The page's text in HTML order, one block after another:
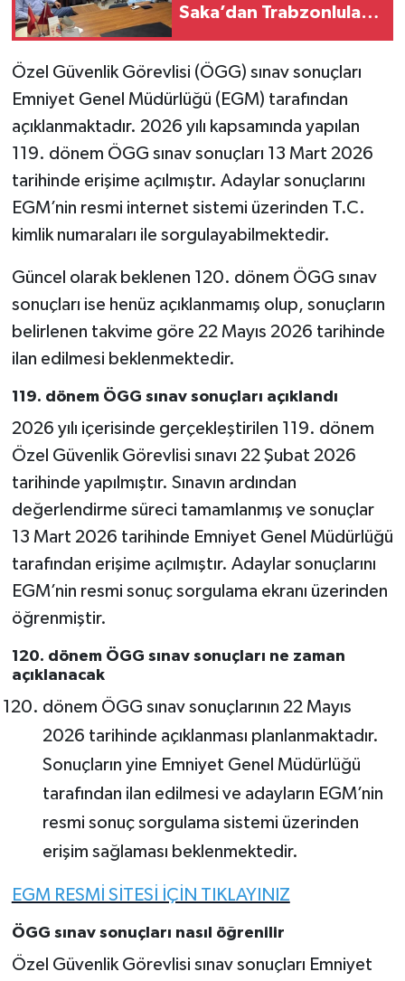
Saka’dan Trabzonlular
Özel Güvenlik Görevlisi (ÖGG) sınav sonuçları
Emniyet Genel Müdürlüğü (EGM) tarafından
açıklanmaktadır. 2026 yılı kapsamında yapılan
119. dönem ÖGG sınav sonuçları 13 Mart 2026
tarihinde erişime açılmıştır. Adaylar sonuçlarını
EGM’nin resmi internet sistemi üzerinden T.C.
kimlik numaraları ile sorgulayabilmektedir.
Güncel olarak beklenen 120. dönem ÖGG sınav
sonuçları ise henüz açıklanmamış olup, sonuçların
belirlenen takvime göre 22 Mayıs 2026 tarihinde
ilan edilmesi beklenmektedir.
119. dönem ÖGG sınav sonuçları açıklandı
2026 yılı içerisinde gerçekleştirilen 119. dönem
Özel Güvenlik Görevlisi sınavı 22 Şubat 2026
tarihinde yapılmıştır. Sınavın ardından
değerlendirme süreci tamamlanmış ve sonuçlar
13 Mart 2026 tarihinde Emniyet Genel Müdürlüğü
tarafından erişime açılmıştır. Adaylar sonuçlarını
EGM’nin resmi sonuç sorgulama ekranı üzerinden
öğrenmiştir.
120. dönem ÖGG sınav sonuçları ne zaman
açıklanacak
dönem ÖGG sınav sonuçlarının 22 Mayıs
2026 tarihinde açıklanması planlanmaktadır.
Sonuçların yine Emniyet Genel Müdürlüğü
tarafından ilan edilmesi ve adayların EGM’nin
resmi sonuç sorgulama sistemi üzerinden
erişim sağlaması beklenmektedir.
EGM RESMİ SİTESİ İÇİN TIKLAYINIZ
ÖGG sınav sonuçları nasıl öğrenilir
Özel Güvenlik Görevlisi sınav sonuçları Emniyet